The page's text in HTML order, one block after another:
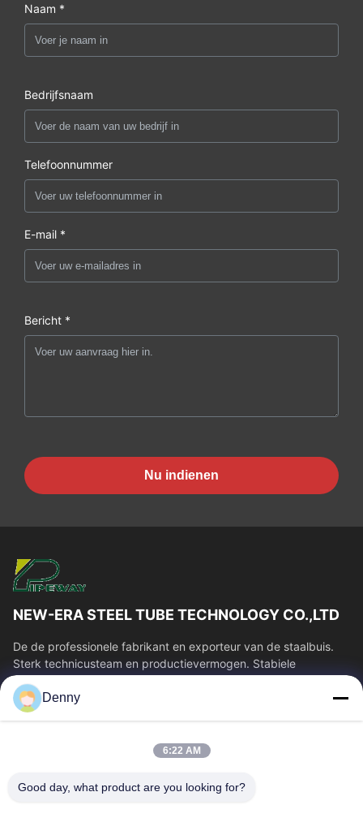
Naam *
Bedrijfsnaam
Telefoonnummer
E-mail *
Bericht *
Nu indienen
NEW-ERA STEEL TUBE TECHNOLOGY CO.,LTD
De de professionele fabrikant en exporteur van de staalbuis.
Sterk technicusteam en productievermogen. Stabiele
buiskwaliteit en concurrerende...
Snelle Links
Ongeveer Ons
Fabrieksreis
Kwaliteitscontrole
Denny
6:22 AM
Good day, what product are you looking for?